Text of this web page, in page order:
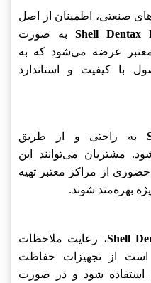
صنعتی، اطمینان از اصل
Shell Dentax به صورت
معتبر عرضه می‌شود که به
با کیفیت و استاندارد
به راحتی و از طریق
مشتریان می‌توانند این
از مراکز معتبر تهیه
بهره‌مند شوند.
Shell، رعایت ملاحظات
است از تجهیزات حفاظت
شود و در صورت